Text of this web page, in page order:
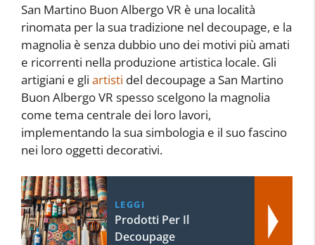
San Martino Buon Albergo VR è una località
rinomata per la sua tradizione nel decoupage, e la
magnolia è senza dubbio uno dei motivi più amati
e ricorrenti nella produzione artistica locale. Gli
artigiani e gli artisti del decoupage a San Martino
Buon Albergo VR spesso scelgono la magnolia
come tema centrale dei loro lavori,
implementando la sua simbologia e il suo fascino
nei loro oggetti decorativi.
LEGGI
Prodotti Per Il
Decoupage